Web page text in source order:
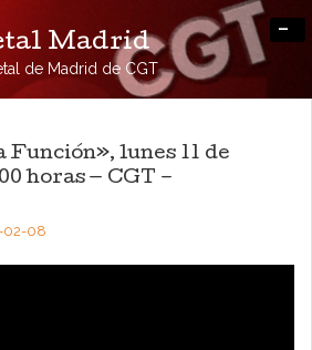
Madrid
de Madrid de CGT
-
lunes 11 de
horas — CGT –
02-08